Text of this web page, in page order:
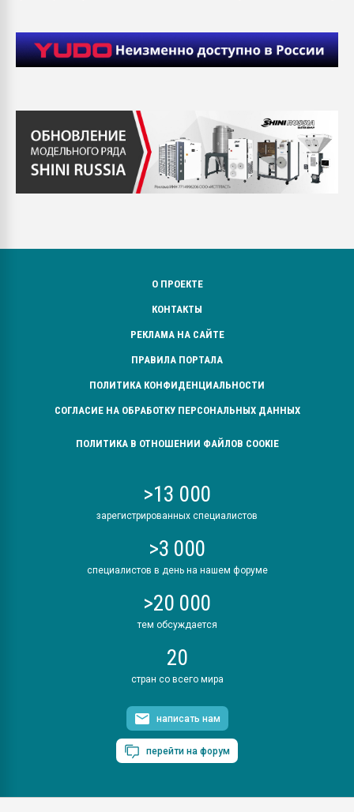
О ПРОЕКТЕ
КОНТАКТЫ
РЕКЛАМА НА САЙТЕ
ПРАВИЛА ПОРТАЛА
ПОЛИТИКА КОНФИДЕНЦИАЛЬНОСТИ
СОГЛАСИЕ НА ОБРАБОТКУ ПЕРСОНАЛЬНЫХ ДАННЫХ
ПОЛИТИКА В ОТНОШЕНИИ ФАЙЛОВ COOKIE
>13 000
зарегистрированных специалистов
>3 000
специалистов в день на нашем форуме
>20 000
тем обсуждается
20
стран со всего мира
написать нам
перейти на форум